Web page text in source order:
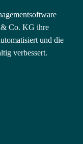
Co. KG ihre
und die
verbessert.